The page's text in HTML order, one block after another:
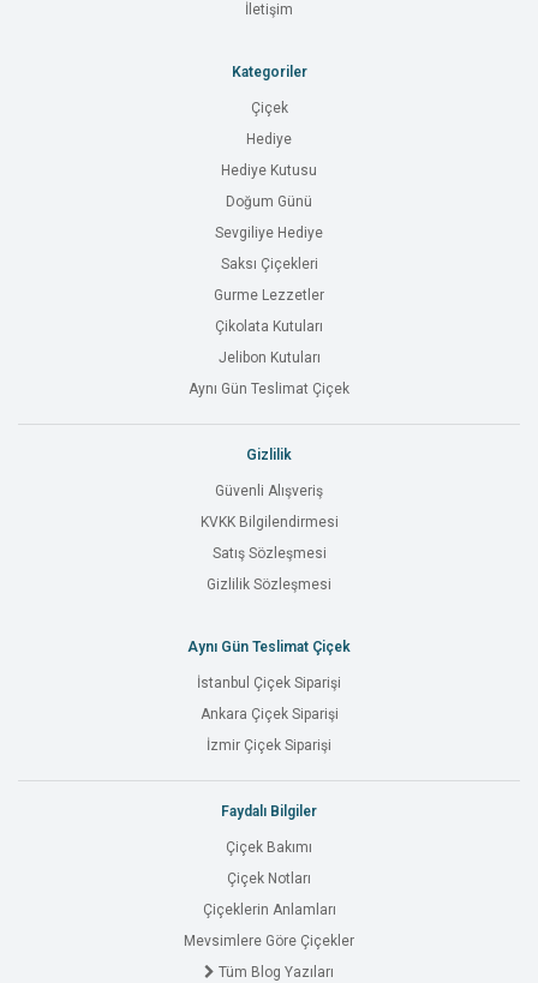
İletişim
Kategoriler
Çiçek
Hediye
Hediye Kutusu
Doğum Günü
Sevgiliye Hediye
Saksı Çiçekleri
Gurme Lezzetler
Çikolata Kutuları
Jelibon Kutuları
Aynı Gün Teslimat Çiçek
Gizlilik
Güvenli Alışveriş
KVKK Bilgilendirmesi
Satış Sözleşmesi
Gizlilik Sözleşmesi
Aynı Gün Teslimat Çiçek
İstanbul Çiçek Siparişi
Ankara Çiçek Siparişi
İzmir Çiçek Siparişi
Faydalı Bilgiler
Çiçek Bakımı
Çiçek Notları
Çiçeklerin Anlamları
Mevsimlere Göre Çiçekler
Tüm Blog Yazıları